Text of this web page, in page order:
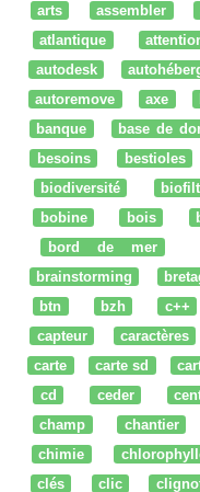
arts
assembler
atlantique
autodesk
autoremove
axe
banque
base de
besoins
bestioles
biodiversité
bobine
bois
bord de mer
brainstorming
btn
bzh c++
capteur
caractères
carte
carte sd
cd
ceder
champ
chantier
chimie
clés
clic